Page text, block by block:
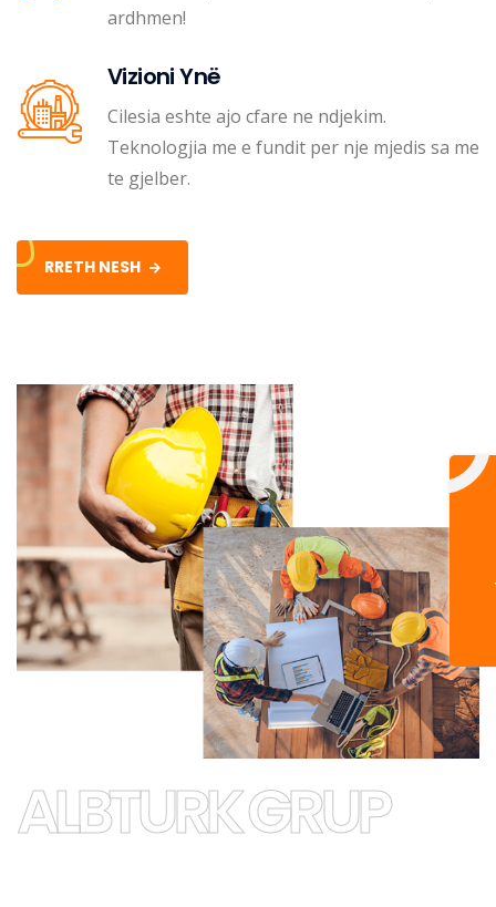
ardhmen!
Vizioni Ynë
Cilesia eshte ajo cfare ne ndjekim.
Teknologjia me e fundit per nje mjedis sa me
te gjelber.
RRETH NESH
ALBTURK GRUP